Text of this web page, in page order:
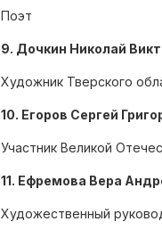
Поэт
9. Дочкин Николай
Художник Тверского
10. Егоров Сергей
Участник Великой
11. Ефремова Вера
Художественный